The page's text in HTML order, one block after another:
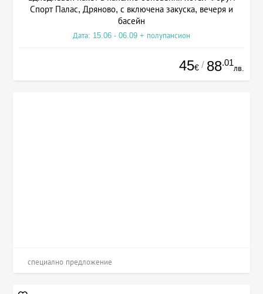
Спорт Палас, Дряново, с включена закуска, вечеря и
басейн
Дата: 15.06 - 06.09 + полупансион
45€ / 88.01
лв.
специално предложение